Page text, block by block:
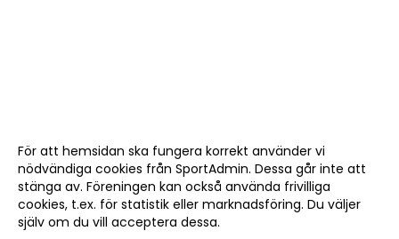
För att hemsidan ska fungera korrekt använder vi
nödvändiga cookies från SportAdmin. Dessa går inte att
stänga av. Föreningen kan också använda frivilliga
cookies, t.ex. för statistik eller marknadsföring. Du väljer
själv om du vill acceptera dessa.